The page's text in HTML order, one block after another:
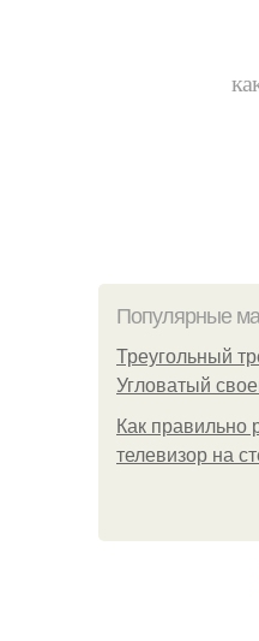
Популярные
Треугольный
Угловатый
Как правильно
телевизор на